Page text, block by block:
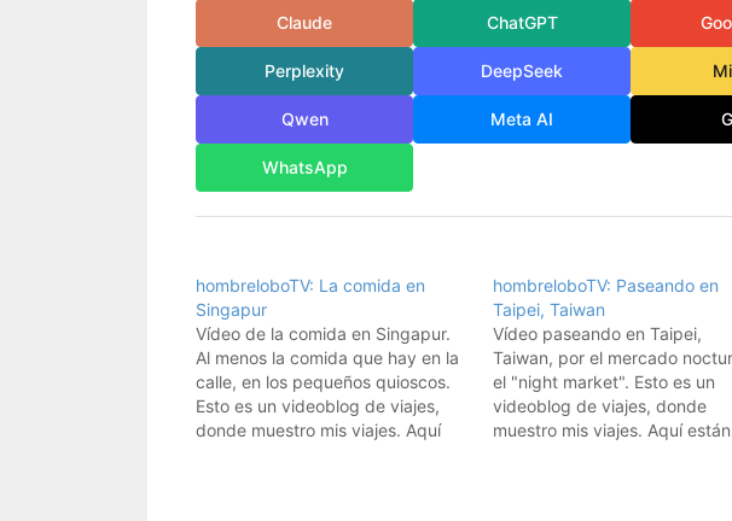
Claude ChatGPT
Perplexity DeepSeek
Qwen Meta AI
WhatsApp
hombreloboTV: La comida en
Singapur
Vídeo de la comida en Singapur.
Al menos la comida que hay en la
calle, en los pequeños quioscos.
Esto es un videoblog de viajes,
donde muestro mis viajes. Aquí
hombreloboTV: Paseando en
Taipei, Taiwan
Vídeo paseando en Taipei,
Taiwan, por el mercado
el "night market". Esto es un
videoblog de viajes, donde
muestro mis viajes. Aquí están